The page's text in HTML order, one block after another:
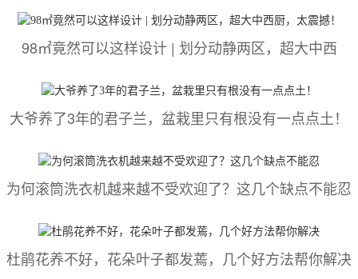
98㎡竟然可以这样设计 | 划分动静两区，超大中西
大爷养了3年的君子兰，盆栽里只有根没有一点点土！
为何滚筒洗衣机越来越不受欢迎了？这几个缺点不能忍
杜鹃花养不好，花朵叶子都发蔫，几个好方法帮你解决